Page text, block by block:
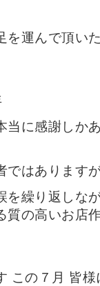
を運んで頂い
当に感謝しか
ではありますが
を繰り返しな
質の高いお店
この７月 皆様